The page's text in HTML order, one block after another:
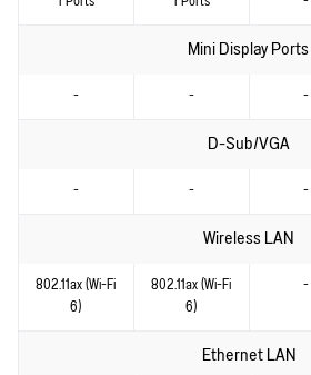
Mini Display Ports
- - -
D-Sub/VGA
- - -
Wireless LAN
802.11ax (Wi-Fi
6)
802.11ax (Wi-Fi
6)
-
Ethernet LAN